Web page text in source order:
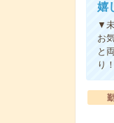
嬉
▼
お
と
り